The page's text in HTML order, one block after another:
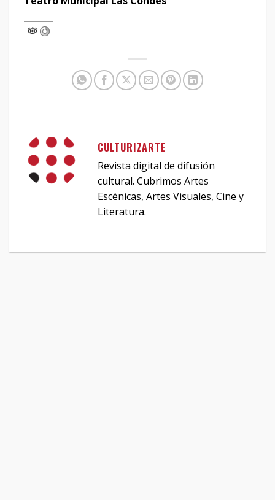
CULTURIZARTE
Revista digital de difusión
cultural. Cubrimos Artes
Escénicas, Artes Visuales, Cine y
Literatura.